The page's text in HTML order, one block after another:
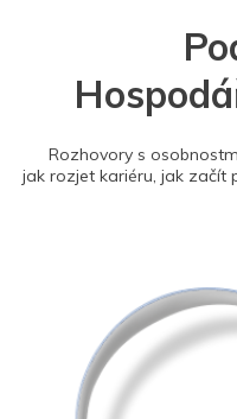
Rozhovory s
jak rozjet kariéru, jak začít